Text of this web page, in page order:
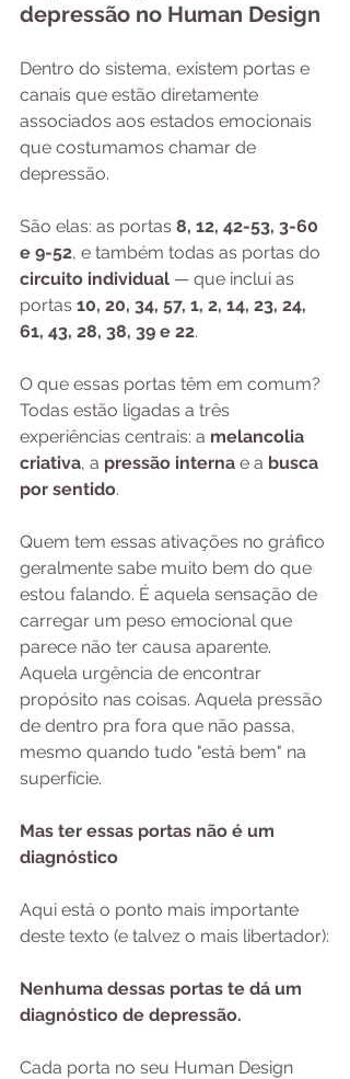
depressão no Human Design
Dentro do sistema, existem portas e
canais que estão diretamente
associados aos estados emocionais
que costumamos chamar de
depressão.
São elas: as portas 8, 12, 42-53, 3-60
e 9-52, e também todas as portas do
circuito individual — que inclui as
portas 10, 20, 34, 57, 1, 2, 14, 23, 24,
61, 43, 28, 38, 39 e 22.
O que essas portas têm em comum?
Todas estão ligadas a três
experiências centrais: a melancolia
criativa, a pressão interna e a busca
por sentido.
Quem tem essas ativações no gráfico
geralmente sabe muito bem do que
estou falando. É aquela sensação de
carregar um peso emocional que
parece não ter causa aparente.
Aquela urgência de encontrar
propósito nas coisas. Aquela pressão
de dentro pra fora que não passa,
mesmo quando tudo "está bem" na
superfície.
Mas ter essas portas não é um
diagnóstico
Aqui está o ponto mais importante
deste texto (e talvez o mais libertador):
Nenhuma dessas portas te dá um
diagnóstico de depressão.
Cada porta no seu Human Design